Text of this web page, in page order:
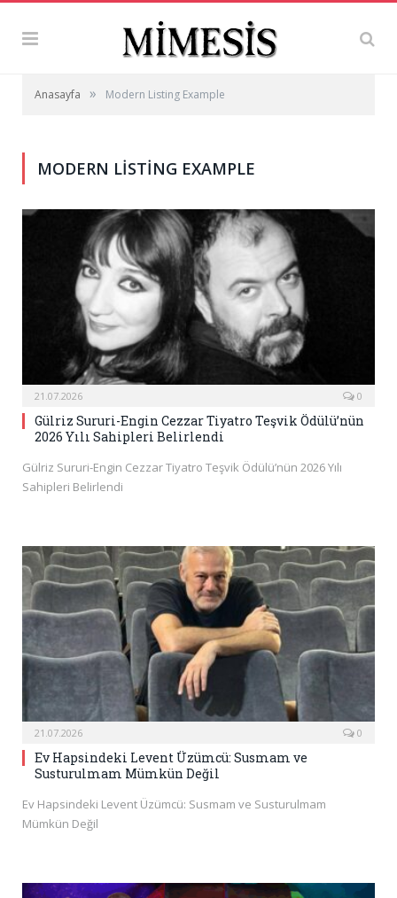
Anasayfa » Modern Listing Example
MODERN LISTING EXAMPLE
21.07.2026 0
Gülriz Sururi-Engin Cezzar Tiyatro Teşvik Ödülü’nün
2026 Yılı Sahipleri Belirlendi
Gülriz Sururi-Engin Cezzar Tiyatro Teşvik Ödülü’nün 2026 Yılı
Sahipleri Belirlendi
21.07.2026 0
Ev Hapsindeki Levent Üzümcü: Susmam ve
Susturulmam Mümkün Değil
Ev Hapsindeki Levent Üzümcü: Susmam ve Susturulmam
Mümkün Değil